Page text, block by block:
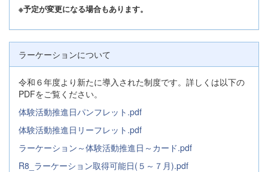
※予定が変更になる場合もあります。
ラーケーションについて
令和６年度より新たに導入された制度です。詳しくは以下の
PDFをご覧ください。
体験活動推進日パンフレット.pdf
体験活動推進日リーフレット.pdf
ラーケーション～体験活動推進日～カード.pdf
R8_ラーケーション取得可能日(５～７月).pdf